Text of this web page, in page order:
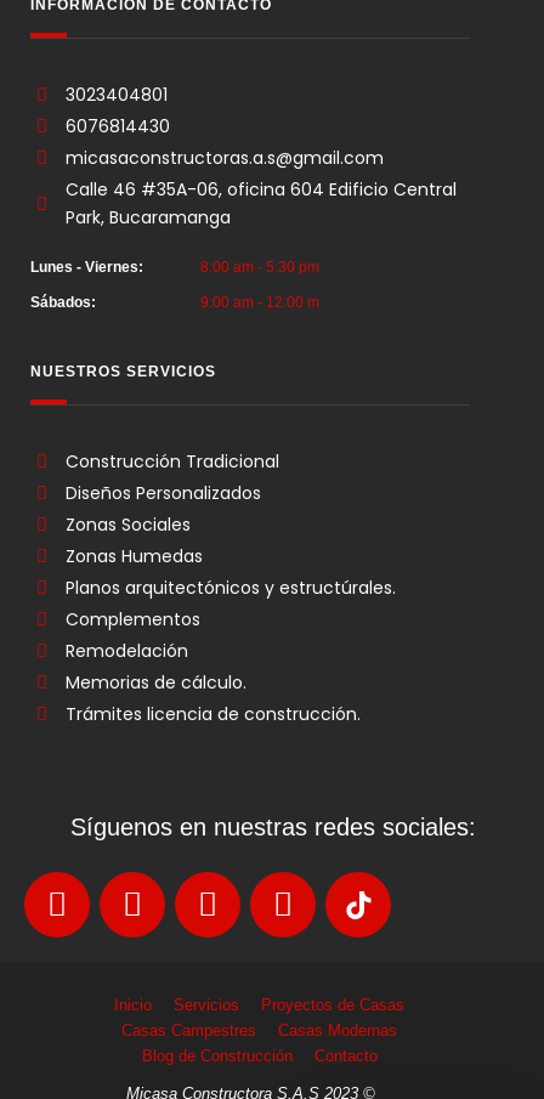
INFORMACIÓN DE CONTACTO
3023404801
6076814430
micasaconstructoras.a.s@gmail.com
Calle 46 #35A-06, oficina 604 Edificio Central
Park, Bucaramanga
Lunes - Viernes: 8:00 am - 5:30 pm
Sábados: 9:00 am - 12:00 m
NUESTROS SERVICIOS
Construcción Tradicional
Diseños Personalizados
Zonas Sociales
Zonas Humedas
Planos arquitectónicos y estructúrales.
Complementos
Remodelación
Memorias de cálculo.
Trámites licencia de construcción.
Síguenos en nuestras redes sociales:
Inicio Servicios
Proyectos de Casas
Casas Campestres
Casas Modernas
Blog de Construcción
Contacto
Micasa Constructora S.A.S 2023 ©